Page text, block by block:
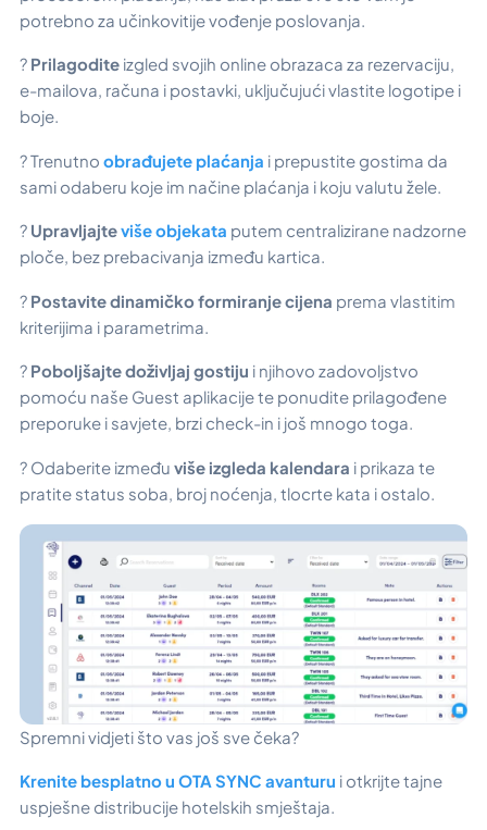
potrebno za učinkovitije vođenje poslovanja.
? Prilagodite izgled svojih online obrazaca za rezervaciju,
e-mailova, računa i postavki, uključujući vlastite logotipe i
boje.
? Trenutno obrađujete plaćanja i prepustite gostima da
sami odaberu koje im načine plaćanja i koju valutu žele.
? Upravljajteviše objekata putem centralizirane nadzorne
ploče, bez prebacivanja između kartica.
? Postavite dinamičko formiranje cijena prema vlastitim
kriterijima i parametrima.
? Poboljšajte doživljaj gostiju i njihovo zadovoljstvo
pomoću naše Guest aplikacije te ponudite prilagođene
preporuke i savjete, brzi check-in i još mnogo toga.
? Odaberite između više izgleda kalendara i prikaza te
pratite status soba, broj noćenja, tlocrte kata i ostalo.
Spremni vidjeti što vas još sve čeka?
Krenite besplatno u OTA SYNC avanturu i otkrijte tajne
uspješne distribucije hotelskih smještaja.